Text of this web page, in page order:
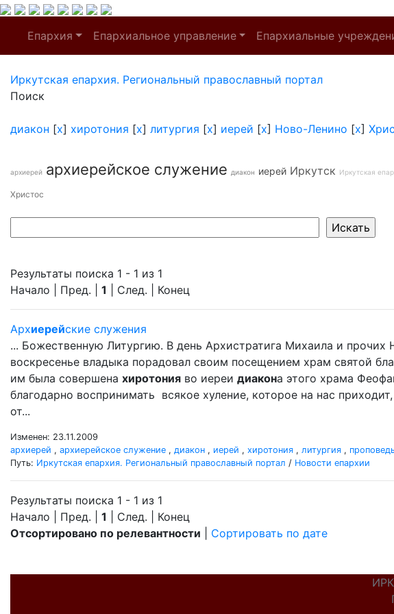
Епархия Епархиальное управление Епархиальные
Иркутская епархия. Региональный православный портал
Поиск
диакон [x] хиротония [x] литургия [x] иерей [x] Ново-Ленино [x]
архиерей архиерейское служение диакон иерей Иркутск Иркутская
Христос
Результаты поиска 1 - 1 из 1
Начало | Пред. | 1 | След. | Конец
Архиерейские служения
... Божественную Литургию. В день Архистратига Михаила и прочих
воскресенье владыка порадовал своим посещением храм святой
им была совершена хиротония во иереи диакона этого храма
благодарно воспринимать всякое хуление, которое на нас
от...
Изменен: 23.11.2009
архиерей , архиерейское служение , диакон , иерей , хиротония , литургия ,
Путь: Иркутская епархия. Региональный православный портал / Новости епархии
Результаты поиска 1 - 1 из 1
Начало | Пред. | 1 | След. | Конец
Отсортировано по релевантности
Сортировать по дате